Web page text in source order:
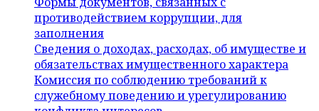
противодействием коррупции, для
заполнения
Сведения о доходах, расходах, об имуществе и
обязательствах имущественного характера
Комиссия по соблюдению требований к
служебному поведению и урегулированию